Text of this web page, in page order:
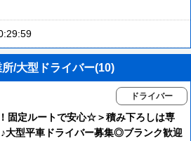
/大型ドライバー(10)
ドライバー
固定ルートで安心☆＞積み下ろしは専
大型平車ドライバー募集◎ブランク歓迎